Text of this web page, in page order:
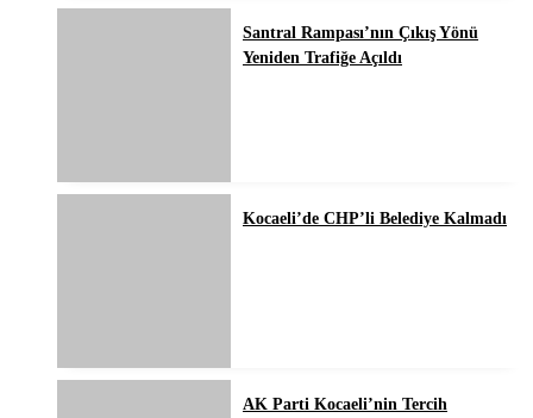
Santral Rampası’nın Çıkış Yönü
Yeniden Trafiğe Açıldı
Kocaeli’de CHP’li Belediye Kalmadı
AK Parti Kocaeli’nin Tercih